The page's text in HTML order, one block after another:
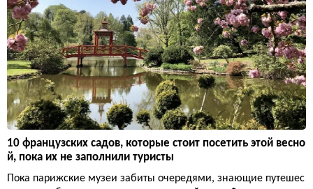
10 французских садов, которые стоит посетить этой весно
й, пока их не заполнили туристы
Пока парижские музеи забиты очередями, знающие путешес